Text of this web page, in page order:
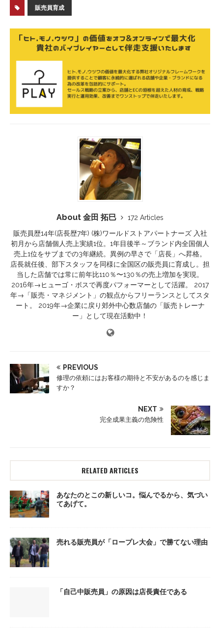
販売員育成
About 金田 拓巳
172 Articles
販売員歴14年(店長歴7年) (株)ワールドストアパートナーズ 入社
初月から店舗個人売上実績1位。1年目後半～ブランド内全国個人
売上1位をサブまでの3年継続。異例の早さで「店長」へ昇格。
店長就任後、部下スタッフを同様に全国区の販売員に育成し。担
当した店舗では常に前年比110％〜130％の売上増加を実現。
2016年→ヒューゴ・ボスで再度パフォーマーとして活躍。 2017
年→「販売・マネジメント」の観点からフリーランスとしてスタ
ート。 2019年→企業に戻り郊外中心数店舗の「販売トレーナ
ー」として現在活動中！
PREVIOUS
修理の依頼にはお客様の期待と不安があるのを感じま
すか？
NEXT
完全成果主義の危険性
RELATED ARTICLES
あなたのとこの新しいコ。悩んでるから、気づい
てあげて。
売れる販売員が「ロープレ大会」で勝てない理由
「自己中販売員」の原因は店長責任である